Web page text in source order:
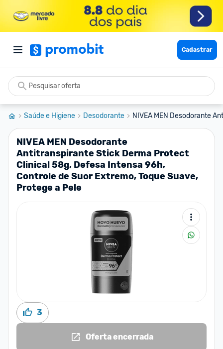
Cadastrar
Saúde e Higiene Desodorante NIVEA MEN Desodorante
NIVEA MEN Desodorante
Antitranspirante Stick Derma Protect
Clinical 58g, Defesa Intensa 96h,
Controle de Suor Extremo, Toque Suave,
Protege a Pele
3
Oferta encerrada